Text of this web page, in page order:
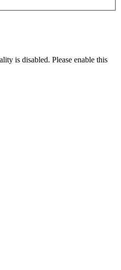
is disabled. Please enable this